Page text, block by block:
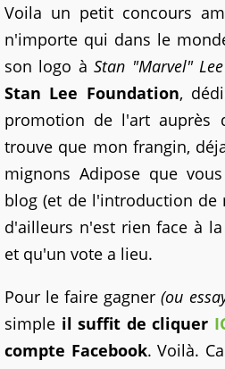
Voila un petit concours
n'importe qui dans le
son logo àStan "Marvel" Lee
Stan Lee Foundation,
promotion de l'art auprès
trouve que mon frangin,
mignons Adipose que
blog (et de l'introduction de
d'ailleurs n'est rien face à
et qu'un vote a lieu.
Pour le faire gagner (ou
simple il suffit de cliquer
compte Facebook. Voilà.